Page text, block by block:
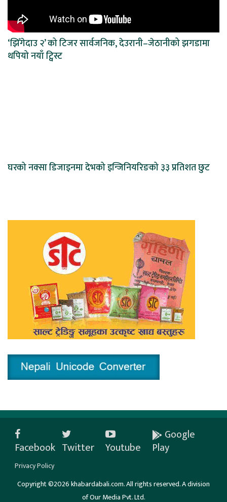
‘झिँगेदाउ २’ को टिजर सार्वजनिक, देउरानी–जेठानीको झगडामा
थपियो नयाँ ट्विस्ट
घरको नक्सा डिजाइनमा देभको इन्जिनियरिङको ३३ प्रतिशत छुट
Facebook Twitter Youtube
Google
Play
Privacy Policy
Copyright ©2026 khabardabali.com. All rights reserved. A division
of Our Media Pvt. Ltd.